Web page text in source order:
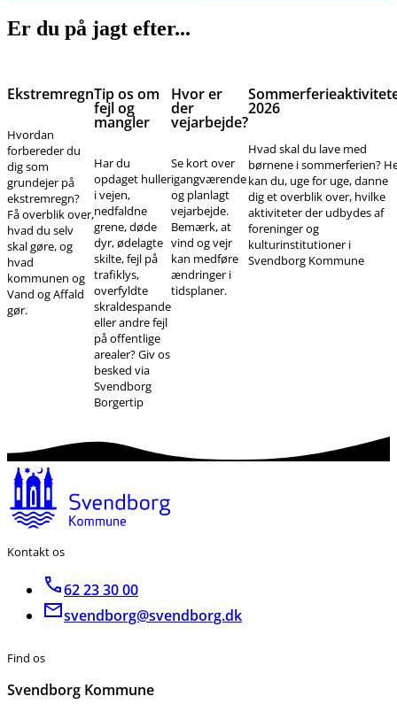
Er du på jagt efter...
Ekstremregn
Hvordan
forbereder du
dig som
grundejer på
ekstremregn?
Få overblik over,
hvad du selv
skal gøre, og
hvad
kommunen og
Vand og Affald
gør.
Tip os om
fejl og
mangler
Har du
opdaget huller
i vejen,
nedfaldne
grene, døde
dyr, ødelagte
skilte, fejl på
trafiklys,
overfyldte
skraldespande
eller andre fejl
på offentlige
arealer? Giv os
besked via
Svendborg
Borgertip
Hvor er
der
vejarbejde?
Se kort over
igangværende
og planlagt
vejarbejde.
Bemærk, at
vind og vejr
kan medføre
ændringer i
tidsplaner.
2026
Hvad skal du lave med
børnene i sommerferien?
kan du, uge for uge, danne
dig et overblik over, hvilke
aktiviteter der udbydes af
foreninger og
kulturinstitutioner i
Svendborg Kommune
Kontakt os
62 23 30 00
svendborg@svendborg.dk
Find os
Svendborg Kommune